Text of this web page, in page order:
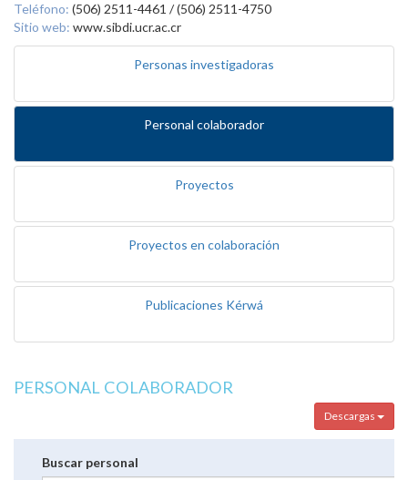
Teléfono: (506) 2511-4461 / (506) 2511-4750
Sitio web: www.sibdi.ucr.ac.cr
Personas investigadoras
Personal colaborador
Proyectos
Proyectos en colaboración
Publicaciones Kérwá
PERSONAL COLABORADOR
Descargas
Buscar personal